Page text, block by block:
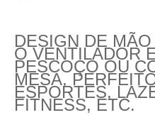
DESIGN DE
O VENTILADOR
PESCOÇO OU
MESA,
ESPORTES,
FITNESS, ETC.